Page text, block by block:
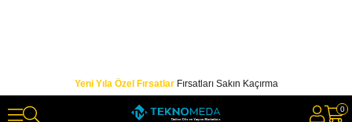
Yeni Yıla Özel FırsatlarFırsatları Sakın Kaçırma
0